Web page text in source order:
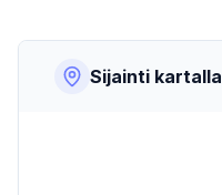
Sijainti kartalla